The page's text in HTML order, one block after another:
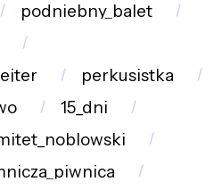
podniebny_balet
perkusistka
15_dni